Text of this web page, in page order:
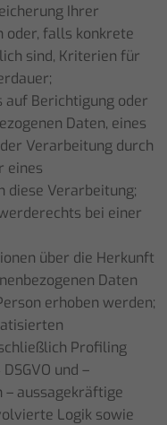
Ihrer
oder, falls konkrete
sind, Kriterien für
auf Berichtigung oder
Daten, eines
Verarbeitung durch
eines
diese Verarbeitung;
bei einer
über die Herkunft
Daten
erhoben werden;
Profiling
und –
– aussagekräftige
Logik sowie